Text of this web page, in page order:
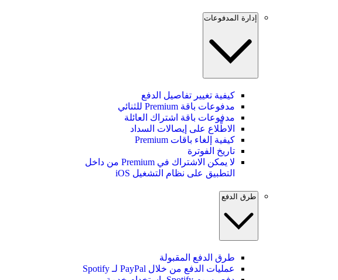
إدارة المدفوعات
كيفية تغيير تفاصيل الدفع
مدفوعات باقة Premium للثنائي
مدفوعات باقة اشتراك العائلة
الاطِّلاع على إيصالات السداد
كيفية إلغاء باقات Premium
تاريخ الفوترة
لا يمكن الاشتراك في Premium من داخل
التطبيق على نظام التشغيل iOS
طرق الدفع
طرق الدفع المقبولة
عمليات الدفع من خلال PayPal لـ Spotify